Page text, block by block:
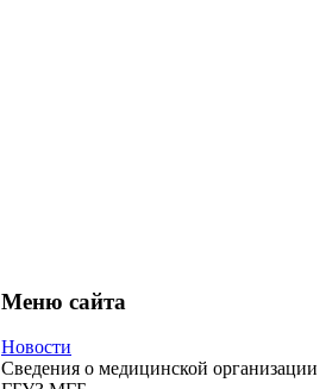
Меню сайта
Новости
Сведения о медицинской организации